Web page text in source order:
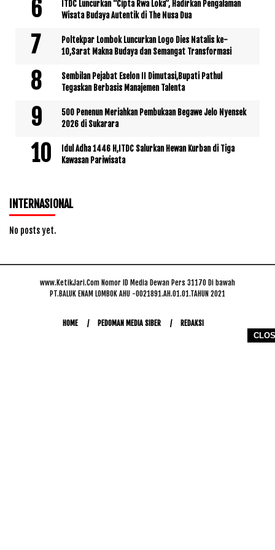
ITDC Luncurkan “Cipta Rwa Loka”, Hadirkan Pengalaman
Wisata Budaya Autentik di The Nusa Dua
Poltekpar Lombok Luncurkan Logo Dies Natalis ke-
10,Sarat Makna Budaya dan Semangat Transformasi
Sembilan Pejabat Eselon II Dimutasi,Bupati Pathul
Tegaskan Berbasis Manajemen Talenta
500 Penenun Meriahkan Pembukaan Begawe Jelo Nyensek
2026 di Sukarara
Idul Adha 1446 H,ITDC Salurkan Hewan Kurban di Tiga
Kawasan Pariwisata
INTERNASIONAL
No posts yet.
www.KetikJari.Com Nomor ID Media Dewan Pers 31170 Di bawah
PT.BALUK ENAM LOMBOK AHU -0021891.AH.01.01.TAHUN 2021
HOME PEDOMAN MEDIA SIBER REDAKSI